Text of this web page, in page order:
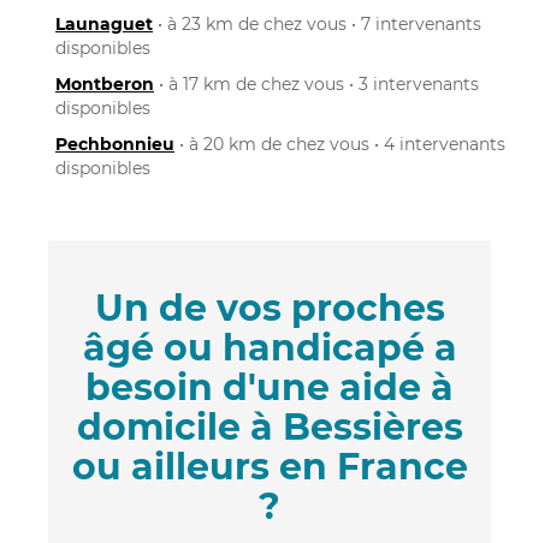
Launaguet • à 23 km de chez vous • 7 intervenants
disponibles
Montberon • à 17 km de chez vous • 3 intervenants
disponibles
Pechbonnieu • à 20 km de chez vous • 4 intervenants
disponibles
Un de vos proches
âgé ou handicapé a
besoin d'une aide à
domicile à Bessières
ou ailleurs en France
?